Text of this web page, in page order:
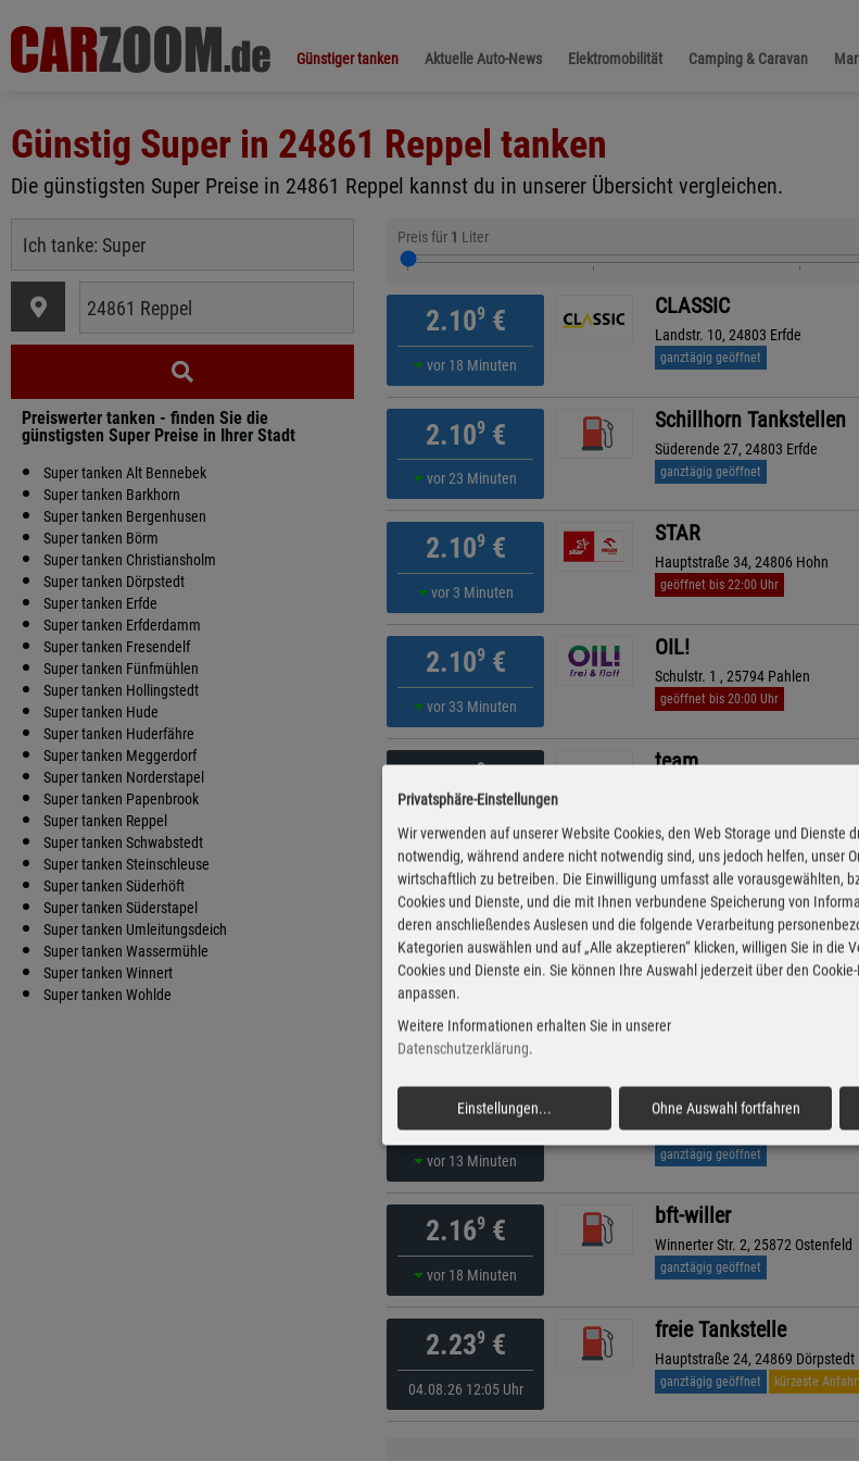
Günstiger tanken Aktuelle Auto-News Elektromobilität Camping & Caravan
Günstig Super in 24861 Reppel tanken
Die günstigsten Super Preise in 24861 Reppel kannst du in unserer Übersicht vergleichen.
Preiswerter tanken - finden Sie die
günstigsten Super Preise in Ihrer Stadt
Super tanken Alt Bennebek
Super tanken Barkhorn
Super tanken Bergenhusen
Super tanken Börm
Super tanken Christiansholm
Super tanken Dörpstedt
Super tanken Erfde
Super tanken Erfderdamm
Super tanken Fresendelf
Super tanken Fünfmühlen
Super tanken Hollingstedt
Super tanken Hude
Super tanken Huderfähre
Super tanken Meggerdorf
Super tanken Norderstapel
Super tanken Papenbrook
Super tanken Reppel
Super tanken Schwabstedt
Super tanken Steinschleuse
Super tanken Süderhöft
Super tanken Süderstapel
Super tanken Umleitungsdeich
Super tanken Wassermühle
Super tanken Winnert
Super tanken Wohlde
Preis für 1 Liter
2.109€
vor 18 Minuten
CLASSIC
Landstr. 10, 24803 Erfde
ganztägig geöffnet
2.109€
vor 23 Minuten
Schillhorn Tankstellen
Süderende 27, 24803 Erfde
ganztägig geöffnet
2.109€
vor 3 Minuten
STAR
Hauptstraße 34, 24806 Hohn
geöffnet bis 22:00 Uhr
2.109€
vor 33 Minuten
OIL!
Schulstr. 1 , 25794 Pahlen
geöffnet bis 20:00 Uhr
2.139€ team
2.139€
vor 13 Minuten
bft
Heidbunge 3, 24848 Kropp
geöffnet bis 21:00 Uhr
2.13
vor 13 Minuten
bft-willer
2.149€
vor 13 Minuten
AVIA
Bahnhofstraße 50, 24811
ganztägig geöffnet
2.169€
vor 18 Minuten
bft-willer
Winnerter Str. 2, 25872 Ostenfeld
ganztägig geöffnet
2.239€
04.08.26 12:05 Uhr
freie Tankstelle
Hauptstraße 24, 24869 Dörpstedt
ganztägig geöffnet kürzeste
Privatsphäre-Einstellungen
Wir verwenden auf unserer Website Cookies, den Web Storage und Dienste
notwendig, während andere nicht notwendig sind, uns jedoch helfen, unser
wirtschaftlich zu betreiben. Die Einwilligung umfasst alle vorausgewählten,
Cookies und Dienste, und die mit Ihnen verbundene Speicherung von
deren anschließendes Auslesen und die folgende Verarbeitung
Kategorien auswählen und auf „Alle akzeptieren“ klicken, willigen Sie in die
Cookies und Dienste ein. Sie können Ihre Auswahl jederzeit über den
anpassen.
Weitere Informationen erhalten Sie in unserer
Datenschutzerklärung.
Einstellungen... Ohne Auswahl fortfahren